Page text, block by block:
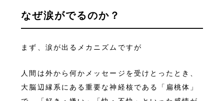
なぜ涙がでるのか？
まず、涙が出るメカニズムですが
人間は外から何かメッセージを受けとったとき、
大脳辺縁系にある重要な神経核である「扁桃体」